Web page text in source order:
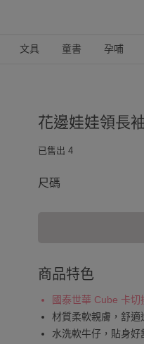
文具 童書 孕哺
花邊娃娃領長
已售出 4
尺碼
商品特色
國泰世華 Cube 卡
材質柔軟親膚，舒適
水洗軟牛仔，貼身好